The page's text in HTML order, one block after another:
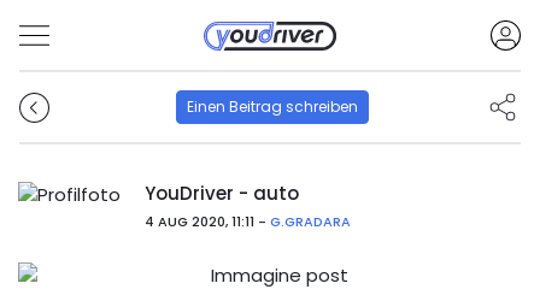
Einen Beitrag schreiben
YouDriver - auto
4 AUG 2020, 11:11 - G.GRADARA